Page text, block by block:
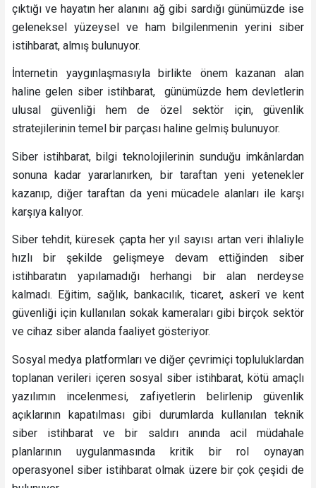
çıktığı ve hayatın her alanını ağ gibi sardığı günümüzde ise
geleneksel yüzeysel ve ham bilgilenmenin yerini siber
istihbarat, almış bulunuyor.
İnternetin yaygınlaşmasıyla birlikte önem kazanan alan
haline gelen siber istihbarat, günümüzde hem devletlerin
ulusal güvenliği hem de özel sektör için, güvenlik
stratejilerinin temel bir parçası haline gelmiş bulunuyor.
Siber istihbarat, bilgi teknolojilerinin sunduğu imkânlardan
sonuna kadar yararlanırken, bir taraftan yeni yetenekler
kazanıp, diğer taraftan da yeni mücadele alanları ile karşı
karşıya kalıyor.
Siber tehdit, küresek çapta her yıl sayısı artan veri ihlaliyle
hızlı bir şekilde gelişmeye devam ettiğinden siber
istihbaratın yapılamadığı herhangi bir alan nerdeyse
kalmadı. Eğitim, sağlık, bankacılık, ticaret, askerî ve kent
güvenliği için kullanılan sokak kameraları gibi birçok sektör
ve cihaz siber alanda faaliyet gösteriyor.
Sosyal medya platformları ve diğer çevrimiçi topluluklardan
toplanan verileri içeren sosyal siber istihbarat, kötü amaçlı
yazılımın incelenmesi, zafiyetlerin belirlenip güvenlik
açıklarının kapatılması gibi durumlarda kullanılan teknik
siber istihbarat ve bir saldırı anında acil müdahale
planlarının uygulanmasında kritik bir rol oynayan
operasyonel siber istihbarat olmak üzere bir çok çeşidi de